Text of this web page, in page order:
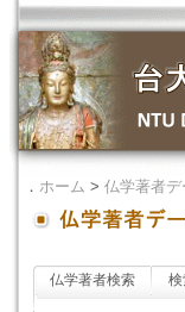
． ホーム > 仏学著者デ
仏学著者検索